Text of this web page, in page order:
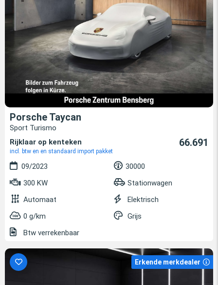
Porsche Taycan
Sport Turismo
Rijklaar op kenteken
incl. btw en en standaard import pakket
66.691
09/2023
30000
300 KW
Stationwagen
Automaat
Elektrisch
0 g/km
Grijs
Btw verrekenbaar
Erkende merkdealer